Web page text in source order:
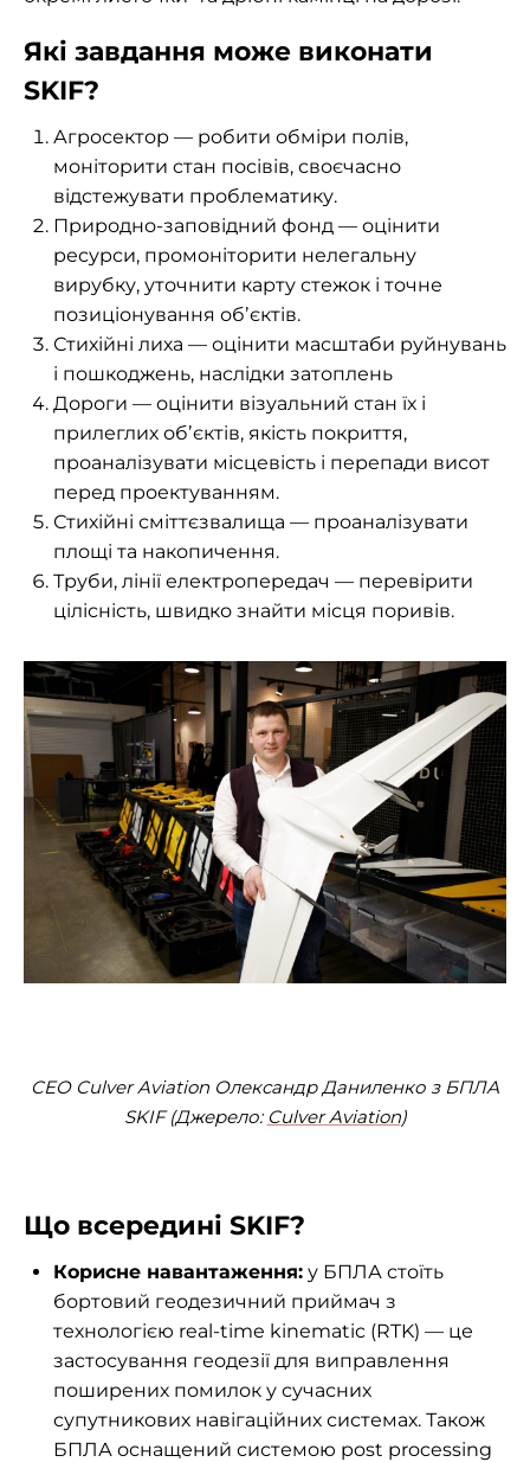
Які завдання може виконати
SKIF?
Агросектор — робити обміри полів,
моніторити стан посівів, своєчасно
відстежувати проблематику.
Природно-заповідний фонд — оцінити
ресурси, промоніторити нелегальну
вирубку, уточнити карту стежок і точне
позиціонування обʼєктів.
Стихійні лиха — оцінити масштаби руйнувань
і пошкоджень, наслідки затоплень
Дороги — оцінити візуальний стан їх і
прилеглих обʼєктів, якість покриття,
проаналізувати місцевість і перепади висот
перед проектуванням.
Стихійні сміттєзвалища — проаналізувати
площі та накопичення.
Труби, лінії електропередач — перевірити
цілісність, швидко знайти місця поривів.
CEO Culver Aviation Олександр Даниленко з БПЛА
SKIF (Джерело: Culver Aviation)
Що всередині SKIF?
Корисне навантаження: у БПЛА стоїть
бортовий геодезичний приймач з
технологією real-time kinematic (RTK) — це
застосування геодезії для виправлення
поширених помилок у сучасних
супутникових навігаційних системах. Також
БПЛА оснащений системою post processing